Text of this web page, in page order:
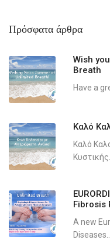
Πρόσφατα άρθρα
Wish
Breath
Have a
Καλό
Καλό
Κυστικής...
Fibrosis
A new
Diseases...